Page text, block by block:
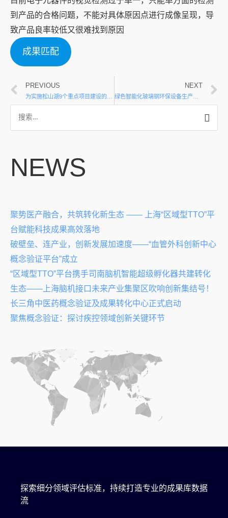
到产品的合格问题，不能对具体原因点进行成像呈现，导
致产品良率较低又很难找到原因
成果匹配
PREVIOUS NEXT
绿色智能化玻璃钢环保设备生产线制造项目相关需求
NEWS
聚势医产融合，共筑转化新生态 —— 上海“区域型TTO”平
台赋能科技成果高效落地
破壁垒、连产业，创新发展加速度——“血管外科创新中心
概念验证平台”成立
“区域型TTO”平台携手司南脑机智能超级孵化器共建转化
生态——上海脑机接口未来产业集聚区吹响创新集结号！
长三角中医药概念验证及成果转化中心正式启动
聚焦概念验证：探讨疾控领域创新关键环节
探索细分领域评估标准，持续打造专业的成果库数据
流